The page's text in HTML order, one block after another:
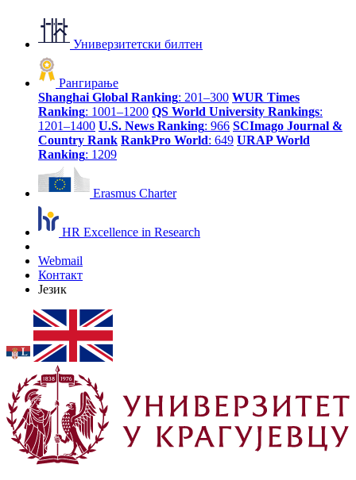
Универзитетски билтен
Рангирање
Shanghai Global Ranking: 201–300 WUR Times
Ranking: 1001–1200 QS World University Rankings:
1201–1400 U.S. News Ranking: 966 SCImago Journal &
Country Rank RankPro World: 649 URAP World
Ranking: 1209
Erasmus Charter
HR Excellence in Research
Webmail
Контакт
Језик